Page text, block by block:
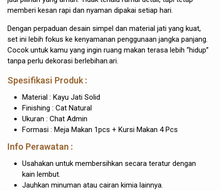
memberi kesan rapi dan nyaman dipakai setiap hari.
Dengan perpaduan desain simpel dan material jati yang kuat,
set ini lebih fokus ke kenyamanan penggunaan jangka panjang.
Cocok untuk kamu yang ingin ruang makan terasa lebih “hidup”
tanpa perlu dekorasi berlebihan.ari.
Spesifikasi Produk :
Material : Kayu Jati Solid
Finishing : Cat Natural
Ukuran : Chat Admin
Formasi : Meja Makan 1pcs + Kursi Makan 4 Pcs
Info Perawatan :
Usahakan untuk membersihkan secara teratur dengan
kain lembut.
Jauhkan minuman atau cairan kimia lainnya.